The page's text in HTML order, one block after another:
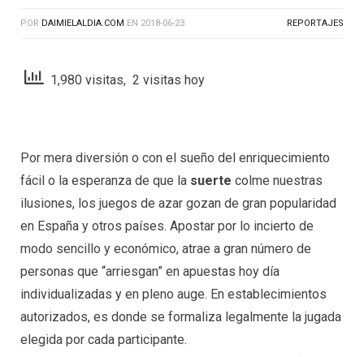
POR DAIMIELALDIA.COM EN 2018-06-23 REPORTAJES
1,980 visitas, 2 visitas hoy
Por mera diversión o con el sueño del enriquecimiento
fácil o la esperanza de que la suerte colme nuestras
ilusiones, los juegos de azar gozan de gran popularidad
en España y otros países. Apostar por lo incierto de
modo sencillo y económico, atrae a gran número de
personas que “arriesgan” en apuestas hoy día
individualizadas y en pleno auge. En establecimientos
autorizados, es donde se formaliza legalmente la jugada
elegida por cada participante.